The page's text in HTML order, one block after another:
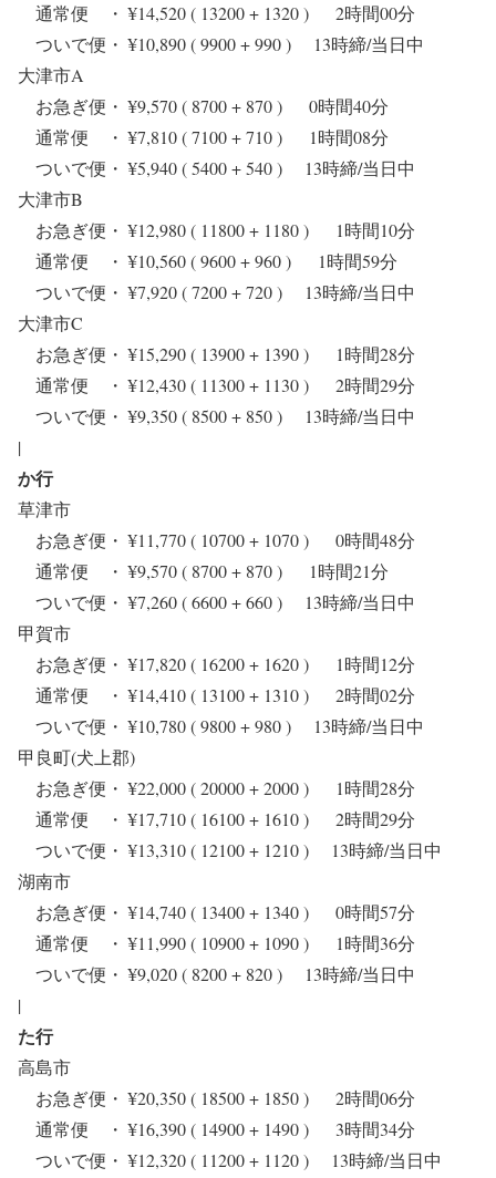
通常便 ・ ¥14,520 ( 13200 + 1320 ) 2時間00分
ついで便・ ¥10,890 ( 9900 + 990 ) 13時締/当日中
大津市A
お急ぎ便・ ¥9,570 ( 8700 + 870 ) 0時間40分
通常便 ・ ¥7,810 ( 7100 + 710 ) 1時間08分
ついで便・ ¥5,940 ( 5400 + 540 ) 13時締/当日中
大津市B
お急ぎ便・ ¥12,980 ( 11800 + 1180 ) 1時間10分
通常便 ・ ¥10,560 ( 9600 + 960 ) 1時間59分
ついで便・ ¥7,920 ( 7200 + 720 ) 13時締/当日中
大津市C
お急ぎ便・ ¥15,290 ( 13900 + 1390 ) 1時間28分
通常便 ・ ¥12,430 ( 11300 + 1130 ) 2時間29分
ついで便・ ¥9,350 ( 8500 + 850 ) 13時締/当日中
|
か行
草津市
お急ぎ便・ ¥11,770 ( 10700 + 1070 ) 0時間48分
通常便 ・ ¥9,570 ( 8700 + 870 ) 1時間21分
ついで便・ ¥7,260 ( 6600 + 660 ) 13時締/当日中
甲賀市
お急ぎ便・ ¥17,820 ( 16200 + 1620 ) 1時間12分
通常便 ・ ¥14,410 ( 13100 + 1310 ) 2時間02分
ついで便・ ¥10,780 ( 9800 + 980 ) 13時締/当日中
甲良町(犬上郡)
お急ぎ便・ ¥22,000 ( 20000 + 2000 ) 1時間28分
通常便 ・ ¥17,710 ( 16100 + 1610 ) 2時間29分
ついで便・ ¥13,310 ( 12100 + 1210 ) 13時締/当日中
湖南市
お急ぎ便・ ¥14,740 ( 13400 + 1340 ) 0時間57分
通常便 ・ ¥11,990 ( 10900 + 1090 ) 1時間36分
ついで便・ ¥9,020 ( 8200 + 820 ) 13時締/当日中
|
た行
高島市
お急ぎ便・ ¥20,350 ( 18500 + 1850 ) 2時間06分
通常便 ・ ¥16,390 ( 14900 + 1490 ) 3時間34分
ついで便・ ¥12,320 ( 11200 + 1120 ) 13時締/当日中